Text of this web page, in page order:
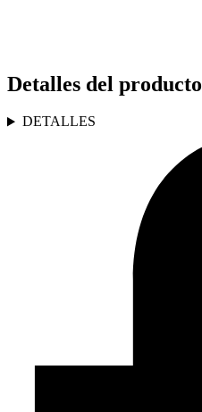
Detalles del producto
DETALLES